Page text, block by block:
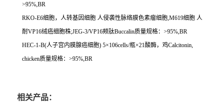
>95%,BR
RKO-E6细胞，人转基因细胞 人侵袭性脉络膜色素瘤细胞,M619细胞 人
耐VP16绒癌细胞株;JEG-3/VP16颊肽Buccalin质量规格： >95%,BR
HEC-1-B(人子宫内膜腺癌细胞) 5×106cells/瓶×21酸酶，鸡Calcitonin,
chicken质量规格： >95%,BR
相关产品：